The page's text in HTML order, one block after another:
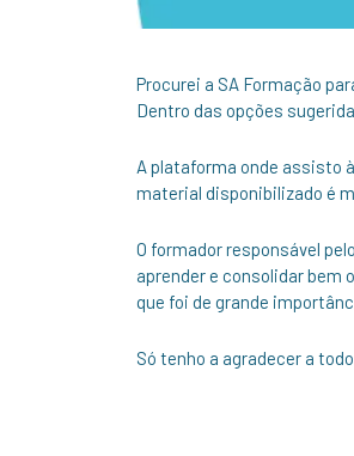
Procurei a SA Formação
Dentro das opções
A plataforma onde assisto
material disponibilizado é
O formador responsável
aprender e consolidar bem
que foi de grande
Só tenho a agradecer a